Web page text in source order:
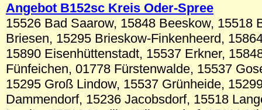
Angebot B152sc Kreis Oder-Spree
15526 Bad Saarow, 15848 Beeskow, 15518
Briesen, 15295 Brieskow-Finkenheerd,
15890 Eisenhüttenstadt, 15537 Erkner,
Fünfeichen, 01778 Fürstenwalde, 15537
15295 Groß Lindow, 15537 Grünheide,
Dammendorf, 15236 Jacobsdorf, 15518